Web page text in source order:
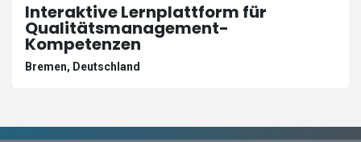
Interaktive Lernplattform für
Qualitätsmanagement-
Kompetenzen
Bremen, Deutschland